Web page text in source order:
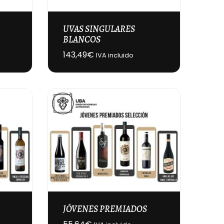
UVAS SINGULARES
BLANCOS
143,49€ IVA incluido
JÓVENES PREMIADOS